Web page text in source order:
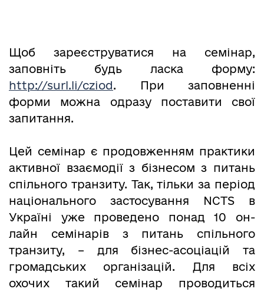
Щоб зареєструватися на семінар,
заповніть будь ласка форму:
http://surl.li/cziod. При заповненні
форми можна одразу поставити свої
запитання.
Цей семінар є продовженням практики
активної взаємодії з бізнесом з питань
спільного транзиту. Так, тільки за період
національного застосування NCTS в
Україні уже проведено понад 10 он-
лайн семінарів з питань спільного
транзиту, – для бізнес-асоціацій та
громадських організацій. Для всіх
охочих такий семінар проводиться